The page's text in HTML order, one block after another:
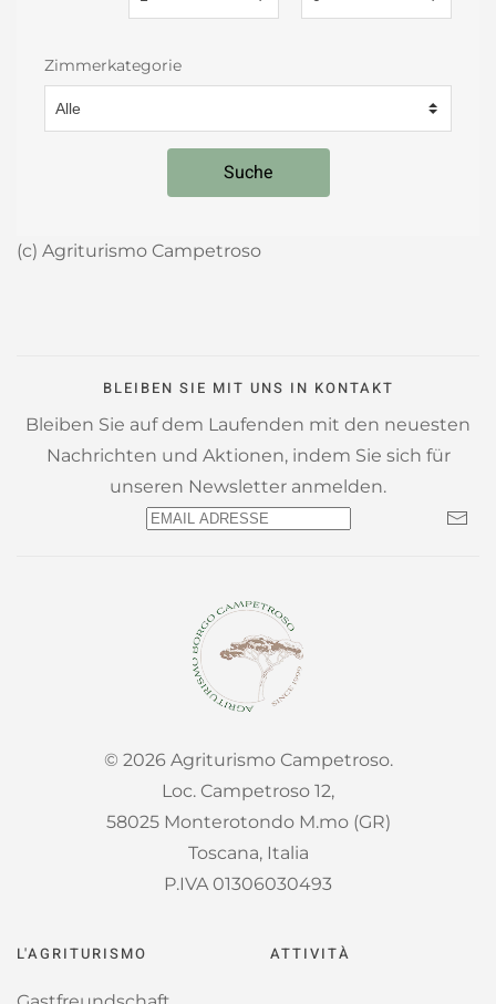
Zimmerkategorie
Suche
(c) Agriturismo Campetroso
BLEIBEN SIE MIT UNS IN KONTAKT
Bleiben Sie auf dem Laufenden mit den neuesten
Nachrichten und Aktionen, indem Sie sich für
unseren Newsletter anmelden.
© 2026Agriturismo Campetroso.
Loc. Campetroso 12,
58025 Monterotondo M.mo (GR)
Toscana, Italia
P.IVA 01306030493
L'AGRITURISMO ATTIVITÀ